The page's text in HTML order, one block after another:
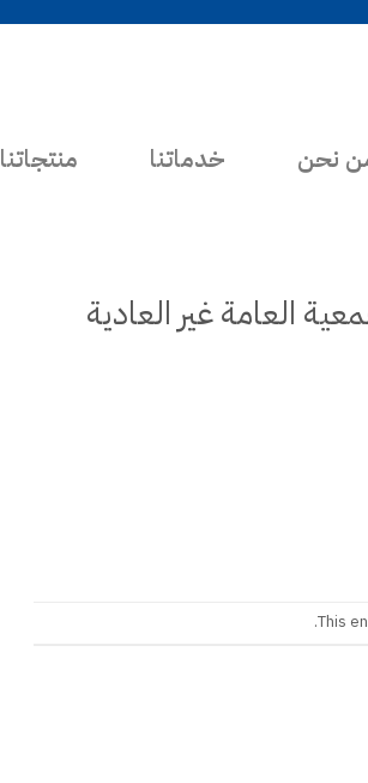
نحن خدماتنا منتجاتنا
العامة غير العادية
This
.